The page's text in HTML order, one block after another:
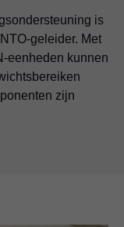
is
geleider. Met
eenheden kunnen
zijn